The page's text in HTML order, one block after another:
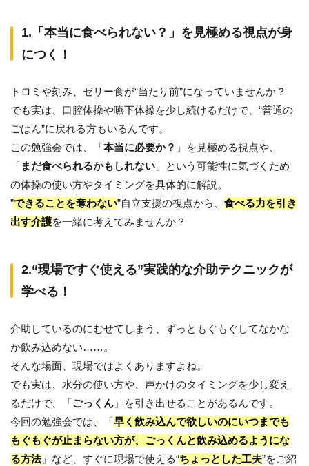
1.「本当に食べられない？」を見極める視点が身
につく！
トロミや刻み、ゼリー食が“当たり前”になっていませんか？
でも実は、口腔体操や嚥下体操を少し続けるだけで、“普通の
ごはん”に戻れる方もいるんです。
この勉強会では、「本当に必要か？ 」を見極める視点や、
「 まだ食べられるかもしれない 」という可能性に気づくため
の体操の使い方やタイミングを具体的に解説。
”できることを奪わない”自立支援の視点から、 食べる力を引き
出す介護を一緒に考えてみませんか？
2.“現場ですぐ使える”実践的な介助テクニックが
学べる！
介助しているのにむせてしまう、ずっともぐもぐしてなかな
か飲み込めない……。
そんな場面、現場ではよくありますよね。
でも実は、水分の使い方や、声かけのタイミングを少し変え
るだけで、「ごっくん 」を引き出せることがあるんです。
今回の勉強会では、「早く飲み込んで欲しいのにいつまでも
もぐもぐが止まらない方が、ごっくんと飲み込めるようにな
る方法」など、すぐに現場で使える“ちょっとした工夫”をご紹